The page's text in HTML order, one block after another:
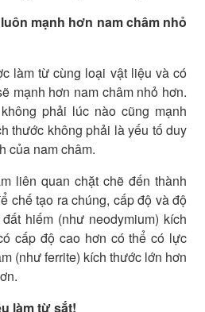
mạnh hơn nam châm nhỏ
làm từ cùng loại vật liệu và có
mạnh hơn nam châm nhỏ hơn.
phải lúc nào cũng mạnh
thước không phải là yếu tố duy
của nam châm.
liên quan chặt chẽ đến thành
chế tạo ra chúng, cấp độ và độ
hiếm (như neodymium) kích
cấp độ cao hơn có thể có lực
(như ferrite) kích thước lớn hơn
làm từ sắt!